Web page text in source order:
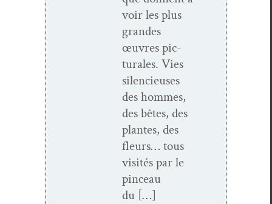
voir les plus
grandes
œuvres pic­
turales. Vies
silen­cieuses
des hommes,
des bêtes, des
plantes, des
fleurs… tous
vis­ités par le
pinceau
du […]